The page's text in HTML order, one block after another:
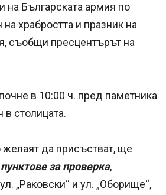
на Българската армия по
храбростта и празник на
съобщи пресцентърът на
в 10:00 ч. пред паметника
в столицата.
желаят да присъстват, ще
пунктове за проверка,
„Раковски“ и ул. „Оборище“,